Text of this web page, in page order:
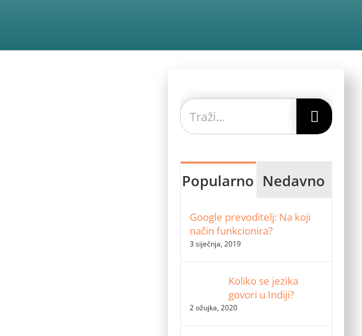
Traži...
Popularno Nedavno
Google prevoditelj: Na koji
način funkcionira?
3 siječnja, 2019
Koliko se jezika
govori u Indiji?
2 ožujka, 2020